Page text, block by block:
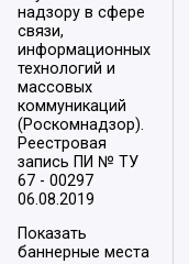
надзору в сфере
связи,
информационных
технологий и
массовых
коммуникаций
(Роскомнадзор).
Реестровая
запись ПИ № ТУ
67 - 00297
06.08.2019
Показать
баннерные места